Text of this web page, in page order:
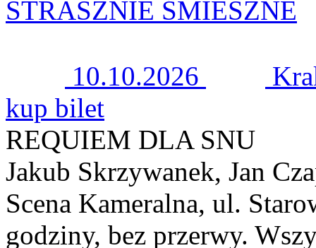
STRASZNIE ŚMIESZNE
10.10.2026
kup bilet
REQUIEM DLA SNU
Jakub Skrzywanek, Jan
Scena Kameralna, ul.
godziny, bez przerwy.